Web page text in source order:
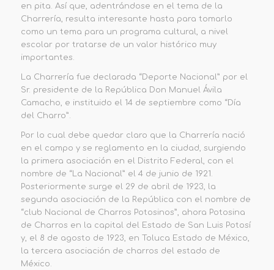
en pita. Así que, adentrándose en el tema de la
Charrería, resulta interesante hasta para tomarlo
como un tema para un programa cultural, a nivel
escolar por tratarse de un valor histórico muy
importantes.
La Charrería fue declarada “Deporte Nacional” por el
Sr. presidente de la República Don Manuel Ávila
Camacho, e instituido el 14 de septiembre como “Día
del Charro”.
Por lo cual debe quedar claro que la Charrería nació
en el campo y se reglamento en la ciudad, surgiendo
la primera asociación en el Distrito Federal, con el
nombre de “La Nacional” el 4 de junio de 1921.
Posteriormente surge el 29 de abril de 1923, la
segunda asociación de la República con el nombre de
“club Nacional de Charros Potosinos”, ahora Potosina
de Charros en la capital del Estado de San Luis Potosí
y, el 8 de agosto de 1923, en Toluca Estado de México,
la tercera asociación de charros del estado de
México.